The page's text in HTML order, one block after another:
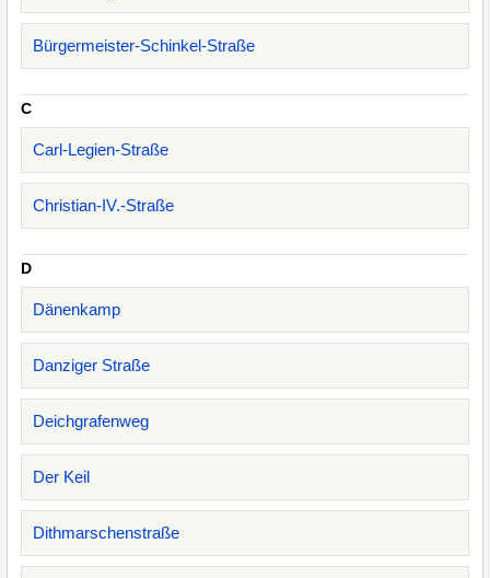
Bürgermeister-Schinkel-Straße
C
Carl-Legien-Straße
Christian-IV.-Straße
D
Dänenkamp
Danziger Straße
Deichgrafenweg
Der Keil
Dithmarschenstraße